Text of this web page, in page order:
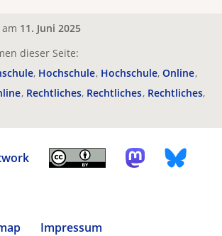
11. Juni 2025
dieser Seite:
Hochschule Hochschule Online
Rechtliches Rechtliches Rechtliches
Impressum